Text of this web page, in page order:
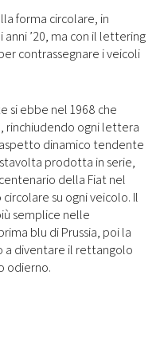
forma circolare, in
’20, ma con il lettering
contrassegnare i veicoli
si ebbe nel 1968 che
rinchiudendo ogni lettera
dinamico tendente
prodotta in serie,
della Fiat nel
su ogni veicolo. Il
semplice nelle
blu di Prussia, poi la
a diventare il rettangolo
odierno.